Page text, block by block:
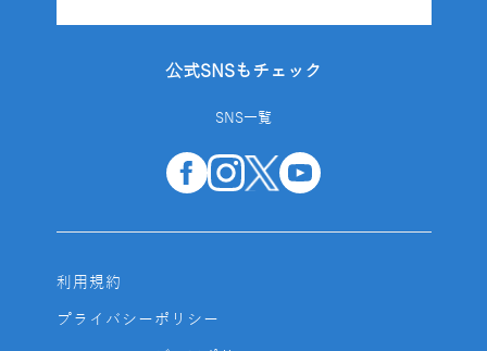
公式SNSもチェック
SNS一覧
利用規約
プライバシーポリシー